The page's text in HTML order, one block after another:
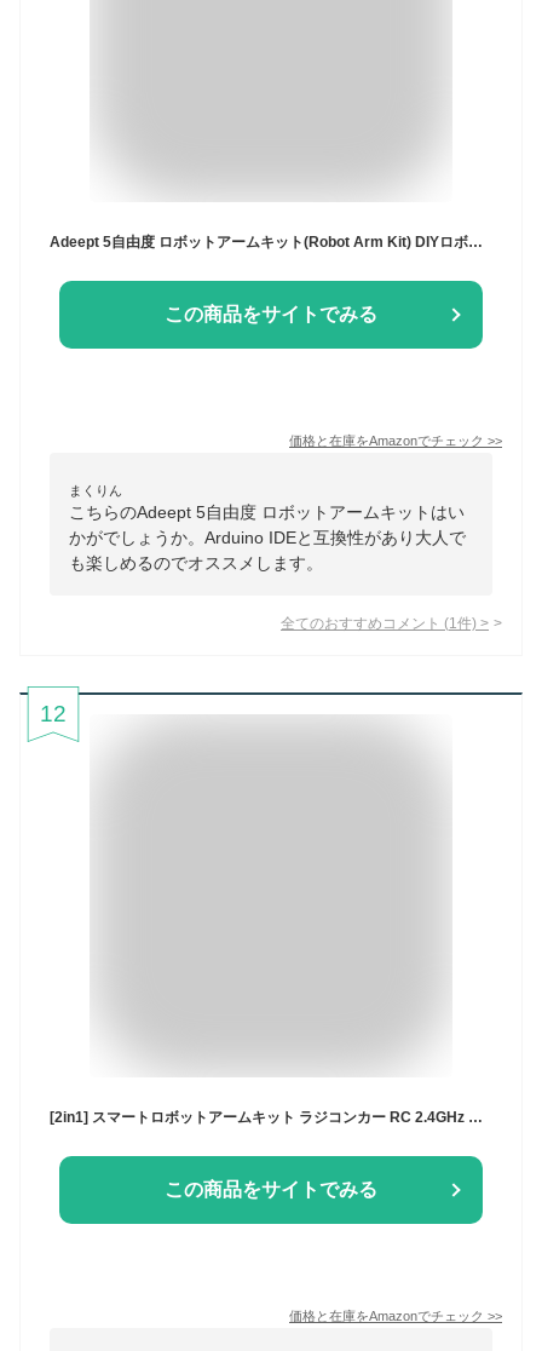
Adeept 5自由度 ロボットアームキット(Robot Arm Kit) DIYロボット キット STEM 知育 学習 OLEDディスプレイ 電子工作 プログラミング ロボットキット 10代と大人向け Arduino IDEと互換性
この商品をサイトでみる
価格と在庫をAmazonでチェック >>
まくりん
こちらのAdeept 5自由度 ロボットアームキットはい
かがでしょうか。Arduino IDEと互換性があり大人で
も楽しめるのでオススメします。
全てのおすすめコメント (1 件) >
12
[2in1] スマートロボットアームキット ラジコンカー RC 2.4GHz ワイヤレス DIY 4自由度 ４－DOFのロボットリンク グラップルラジコンカー プログラミング 科学 知育 学習 電子工作 10代と大人向け (組立済み)
この商品をサイトでみる
価格と在庫をAmazonでチェック >>